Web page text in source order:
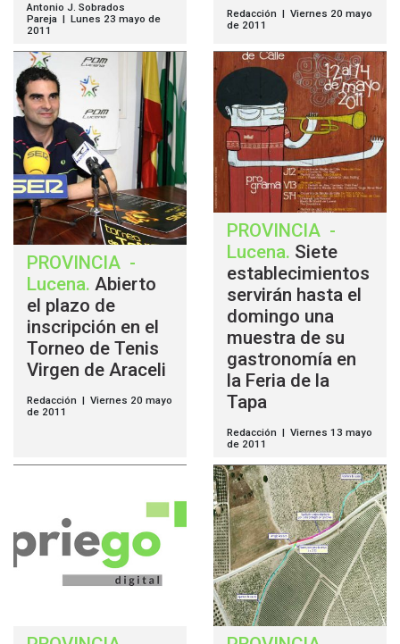
Antonio J. Sobrados
Pareja | Lunes 23 mayo de
2011
Redacción | Viernes 20 mayo
de 2011
PROVINCIA -
Lucena. Abierto
el plazo de
inscripción en el
Torneo de Tenis
Virgen de Araceli
Redacción | Viernes 20 mayo
de 2011
PROVINCIA -
Lucena. Siete
establecimientos
servirán hasta el
domingo una
muestra de su
gastronomía en
la Feria de la
Tapa
Redacción | Viernes 13 mayo
de 2011